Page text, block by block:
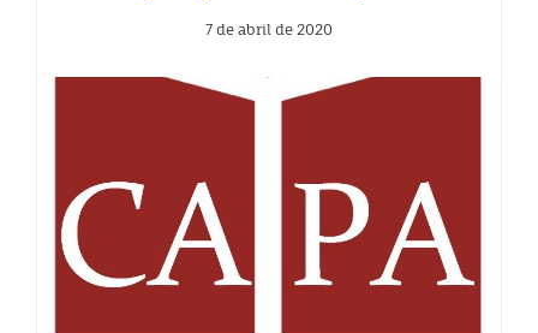
7 de abril de 2020